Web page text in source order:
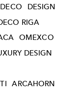
DESIGN
RIGA
OMEXCO
DESIGN
ARCAHORN